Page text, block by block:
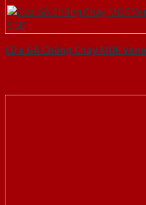
Cửa Gỗ Chống Cháy MDF